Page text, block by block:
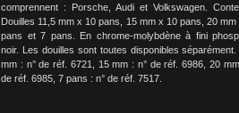
comprennent : Porsche, Audi et Volkswagen.
Douilles 11,5 mm x 10 pans, 15 mm x 10 pans, 20 mm
pans et 7 pans. En chrome-molybdène à fini
noir. Les douilles sont toutes disponibles séparément.
mm : n° de réf. 6721, 15 mm : n° de réf. 6986, 20
de réf. 6985, 7 pans : n° de réf. 7517.